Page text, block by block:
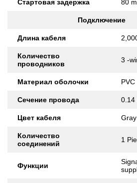
Стартовая задержка 80
Подключение
Длина кабеля
Количество
проводников
3 -
Материал оболочки PVC
Сечение провода 0.14
Цвет кабеля Gray
Количество
соединений
1
Функции